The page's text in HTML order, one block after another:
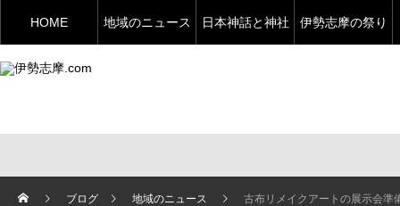
HOME 地域のニュース 日本神話と神社 伊勢志摩の祭り
ブログ 地域のニュース 古布リメイクアートの展示会準